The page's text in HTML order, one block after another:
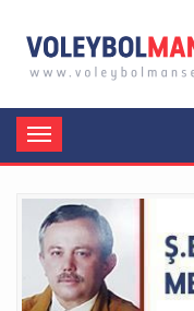
Toggle
navigation